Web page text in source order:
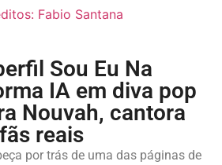
Sou Eu Na
IA em diva pop
Nouvah, cantora
reais
por trás de uma das páginas de